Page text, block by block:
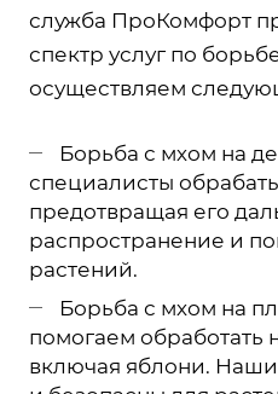
служба ПроКомфорт
спектр услуг по
осуществляем
Борьба с мхом на
специалисты
предотвращая его
распространение и
растений.
Борьба с мхом на
помогаем обработать
включая яблони.